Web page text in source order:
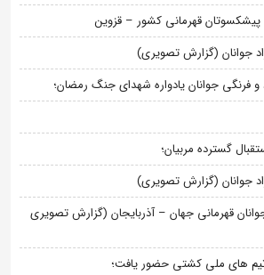
قهرمانی کشور – قزوین
جوانان (گزارش تصویری)
فرنگی جوانان یادواره شهدای جنگ رمضان؛
گسترده مربیان؛
جوانان (گزارش تصویری)
قهرمانی جهان – آذربایجان (گزارش تصویری
های ملی کشتی حضور یافت؛